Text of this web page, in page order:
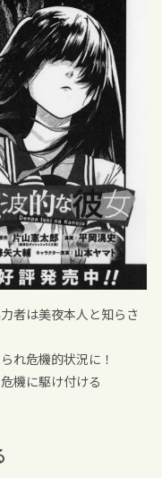
者は美夜本人と知らさ
れ危機的状況に！
機に駆け付ける